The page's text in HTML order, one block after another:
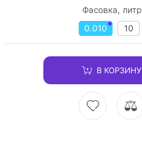
Фасовка, литр
0.010
10
В КОРЗИНУ